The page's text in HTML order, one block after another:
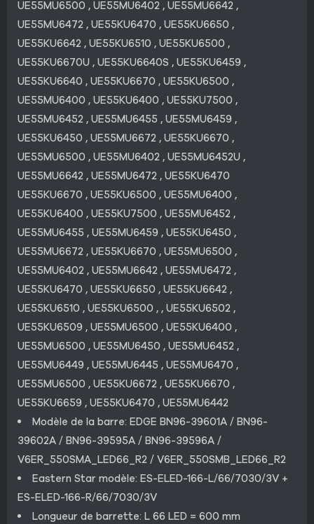
UE55MU6500 , UE55MU6402 , UE55MU6642 ,
UE55MU6472 , UE55KU6470 , UE55KU6650 ,
UE55KU6642 , UE55KU6510 , UE55KU6500 ,
UE55KU6670U , UE55KU6640S , UE55KU6459 ,
UE55KU6640 , UE55KU6670 , UE55KU6500 ,
UE55MU6400 , UE55KU6400 , UE55KU7500 ,
UE55MU6452 , UE55MU6455 , UE55MU6459 ,
UE55KU6450 , UE55MU6672 , UE55KU6670 ,
UE55MU6500 , UE55MU6402 , UE55MU6452U ,
UE55MU6642 , UE55MU6472 , UE55KU6470
UE55KU6670 , UE55KU6500 , UE55MU6400 ,
UE55KU6400 , UE55KU7500 , UE55MU6452 ,
UE55MU6455 , UE55MU6459 , UE55KU6450 ,
UE55MU6672 , UE55KU6670 , UE55MU6500 ,
UE55MU6402 , UE55MU6642 , UE55MU6472 ,
UE55KU6470 , UE55KU6650 , UE55KU6642 ,
UE55KU6510 , UE55KU6500 , , UE55KU6502 ,
UE55KU6509 , UE55MU6500 , UE55KU6400 ,
UE55MU6500 , UE55MU6450 , UE55MU6452 ,
UE55MU6449 , UE55MU6445 , UE55MU6470 ,
UE55MU6500 , UE55KU6672 , UE55KU6670 ,
UE55KU6659 , UE55KU6470 , UE55MU6442
Modèle de la barre: EDGE BN96-39601A / BN96-
39602A / BN96-39595A / BN96-39596A /
V6ER_550SMA_LED66_R2 / V6ER_550SMB_LED66_R2
Eastern Star modèle: ES-ELED-166-L/66/7030/3V +
ES-ELED-166-R/66/7030/3V
Longueur de barrette: L 66 LED = 600 mm